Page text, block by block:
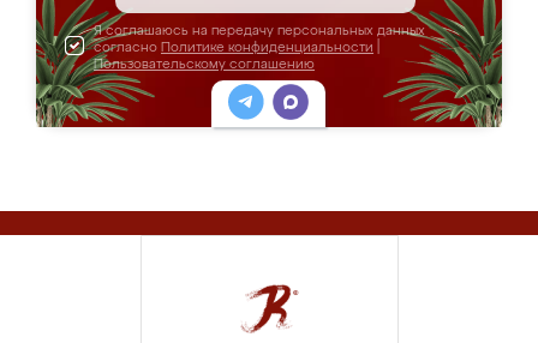
Я соглашаюсь на передачу персональных данных
согласно Политике конфиденциальности
Пользовательскому соглашению